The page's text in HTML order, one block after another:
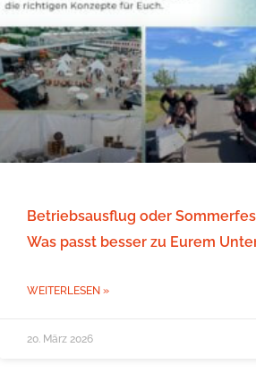
Betriebsausflug oder
Was passt besser zu Eurem
WEITERLESEN »
20. März 2026